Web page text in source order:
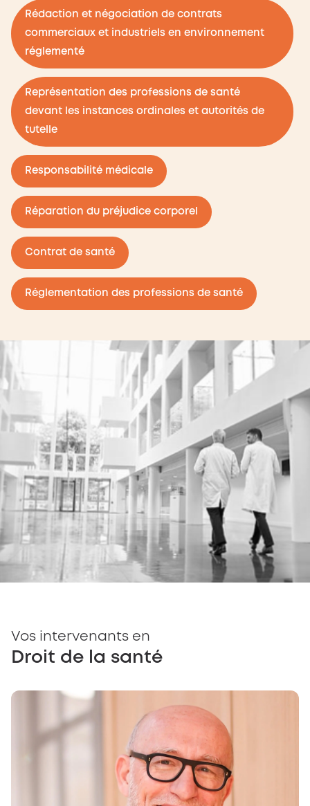
Rédaction et négociation de contrats
commerciaux et industriels en environnement
réglementé
Représentation des professions de santé
devant les instances ordinales et autorités de
tutelle
Responsabilité médicale
Réparation du préjudice corporel
Contrat de santé
Réglementation des professions de santé
Vos intervenants en
Droit de la santé